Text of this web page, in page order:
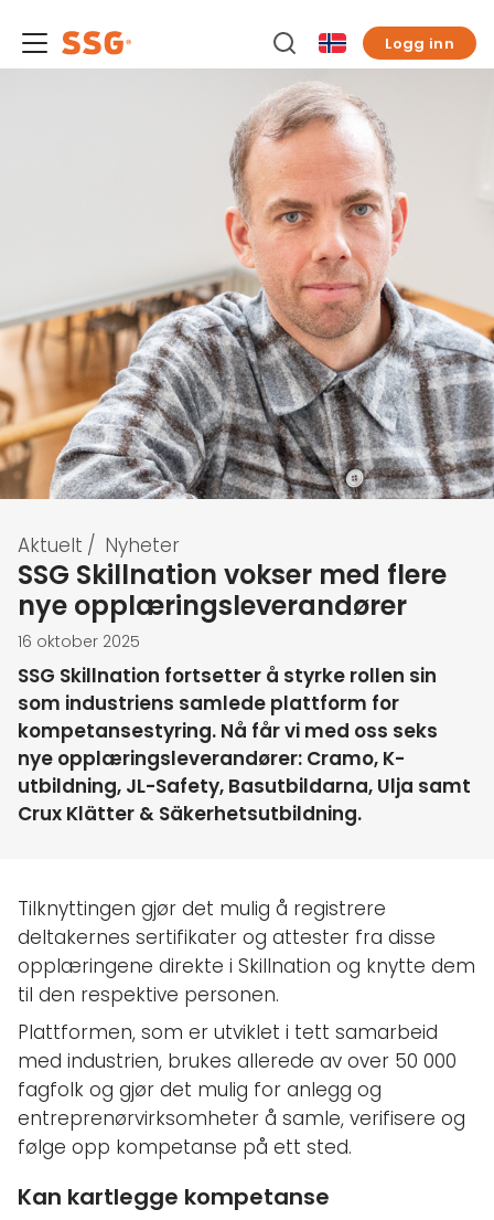
Logg inn
Aktuelt / Nyheter
SSG Skillnation vokser med flere
nye opplæringsleverandører
16 oktober 2025
SSG Skillnation fortsetter å styrke rollen sin
som industriens samlede plattform for
kompetansestyring. Nå får vi med oss seks
nye opplæringsleverandører: Cramo, K-
utbildning, JL-Safety, Basutbildarna, Ulja samt
Crux Klätter & Säkerhetsutbildning.
Tilknyttingen gjør det mulig å registrere
deltakernes sertifikater og attester fra disse
opplæringene direkte i Skillnation og knytte dem
til den respektive personen.
Plattformen, som er utviklet i tett samarbeid
med industrien, brukes allerede av over 50 000
fagfolk og gjør det mulig for anlegg og
entreprenørvirksomheter å samle, verifisere og
følge opp kompetanse på ett sted.
Kan kartlegge kompetanse